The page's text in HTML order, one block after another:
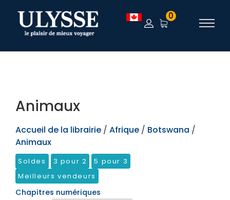
TEST 0
Animaux
Accueil de la librairie / Afrique / Botswana /
Animaux
Soldes 3 pour 2
5 pour 3
Meilleurs vendeurs
Chapitres numériques